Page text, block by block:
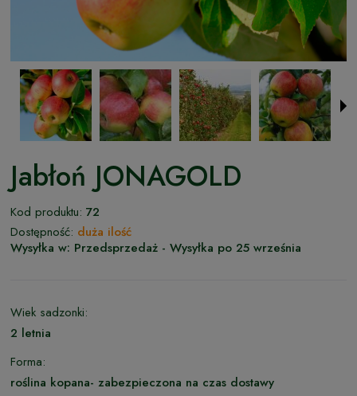
Jabłoń JONAGOLD
Kod produktu: 72
Dostępność: duża ilość
Wysyłka w: Przedsprzedaż - Wysyłka po 25 września
Wiek sadzonki:
2 letnia
Forma:
roślina kopana- zabezpieczona na czas dostawy